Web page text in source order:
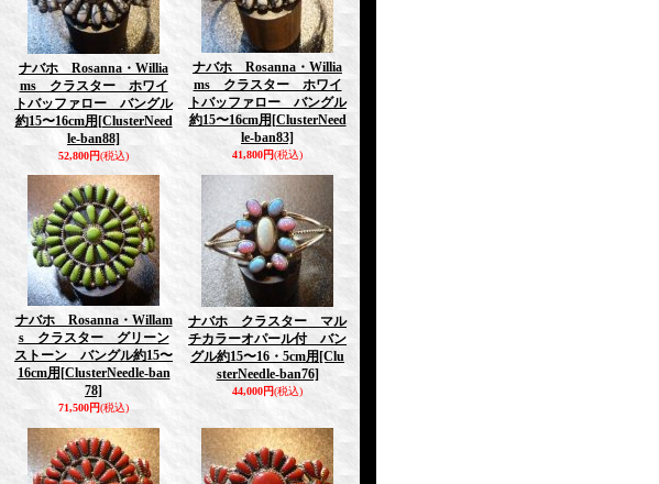
ナバホ Rosanna・Willia
ms クラスター ホワイ
トバッファロー バングル
約15〜16cm用 [ClusterNeed
le-ban88]
52,800円(税込)
ナバホ Rosanna・Willia
ms クラスター ホワイ
トバッファロー バングル
約15〜16cm用 [ClusterNeed
le-ban83]
41,800円(税込)
ナバホ Rosanna・Willam
s クラスター グリーン
ストーン バングル約15〜
16cm用 [ClusterNeedle-ban
78]
71,500円(税込)
ナバホ クラスター マル
チカラーオパール付 バン
グル約15〜16・5cm用 [Clu
sterNeedle-ban76]
44,000円(税込)